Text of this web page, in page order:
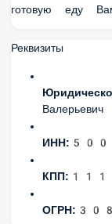
домой или в
Реквизиты
Валерьевич
ИНН:
КПП:
ОГРН: